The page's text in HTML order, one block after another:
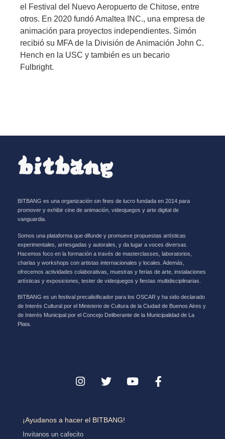
el Festival del Nuevo Aeropuerto de Chitose, entre
otros. En 2020 fundó Amaltea INC., una empresa de
animación para proyectos independientes. Simón
recibió su MFA de la División de Animación John C.
Hench en la USC y también es un becario
Fulbright.
BITBANG es una organización sin fines de lucro fundada en 2014 para
promover y exhibir cine de animación, videojuegos y arte digital de
vanguardia.
Somos una plataforma que difunde y promueve propuestas artísticas
experimentales, arriesgadas y autorales, y da lugar a voces diversas.
Hacemos foco en la formación a través de masterclasses, laboratorios,
charlas y workshops con artistas internacionales y locales. Además,
ofrecemos actividades colaborativas, muestras y ferias de arte, instalaciones
artísticas y exposiciones, tester de videojuegos y fiestas multidisciplinarias.
BITBANG es un festival precalisificador para los OSCAR y ha sido declarado
de Interés Cultural por el Ministerio de Cultura de la Ciudad de Buenos Aires y
de Interés Municipal por el Concejo Deliberante de la Municipalidad de La
Plata.
¡Ayudanos a hacer el BITBANG!
Invitanos un cafecito